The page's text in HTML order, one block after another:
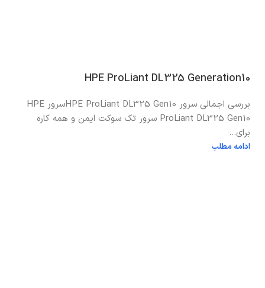
HPE ProLiant DL325 Generation10
بررسی اجمالی سرور HPE ProLiant DL325 Gen10سرور HPE
ProLiant DL325 Gen10 سرور تک سوکت ایمن و همه کاره
برای...
ادامه مطلب